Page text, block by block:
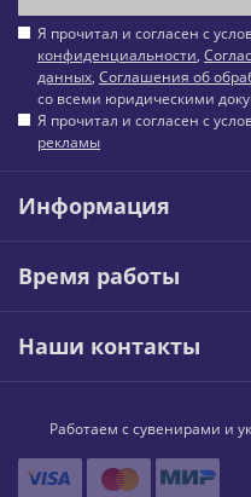
Я прочитал и согласен с
конфиденциальности,
данных, Соглашения об
со всеми юридическими
Я прочитал и согласен с
рекламы
Информация
Время работы
Наши контакты
Работаем с сувенирами и